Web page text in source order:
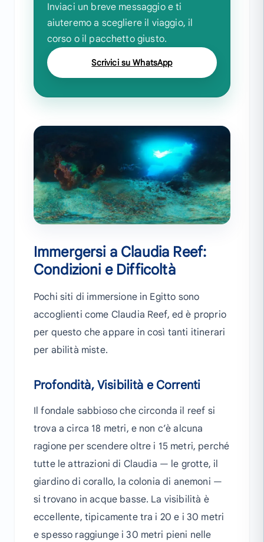
Inviaci un breve messaggio e ti
aiuteremo a scegliere il viaggio, il
corso o il pacchetto giusto.
Scrivici su WhatsApp
Immergersi a Claudia Reef:
Condizioni e Difficoltà
Pochi siti di immersione in Egitto sono
accoglienti come Claudia Reef, ed è proprio
per questo che appare in così tanti itinerari
per abilità miste.
Profondità, Visibilità e Correnti
Il fondale sabbioso che circonda il reef si
trova a circa 18 metri, e non c’è alcuna
ragione per scendere oltre i 15 metri, perché
tutte le attrazioni di Claudia — le grotte, il
giardino di corallo, la colonia di anemoni —
si trovano in acque basse. La visibilità è
eccellente, tipicamente tra i 20 e i 30 metri
e spesso raggiunge i 30 metri pieni nelle